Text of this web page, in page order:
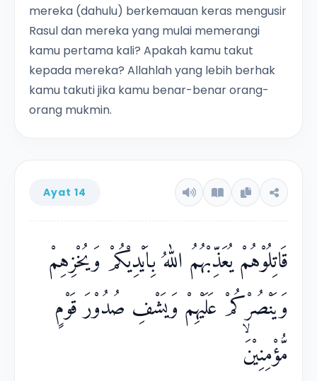
mereka (dahulu) berkemauan keras mengusir
Rasul dan mereka yang mulai memerangi
kamu pertama kali? Apakah kamu takut
kepada mereka? Allahlah yang lebih berhak
kamu takuti jika kamu benar-benar orang-
orang mukmin.
Ayat 14
قَاتِلُوْهُمْ يُعَذِّبْهُمُ اللّٰهُ بِاَيْدِيْكُمْ وَيُخْزِهِمْ
وَيَنْصُرْكُمْ عَلَيْهِمْ وَيَشْفِ صُدُوْرَ قَوْمٍ
مُّؤْمِنِيْنَۙ